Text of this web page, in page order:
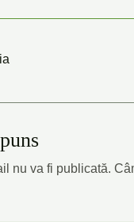
nu va fi publicată.